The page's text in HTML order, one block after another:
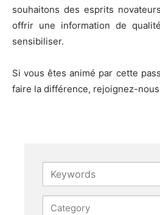
souhaitons des esprits
offrir une information de
sensibiliser.
Si vous êtes animé par cette
faire la différence, rejoignez-
Keywords